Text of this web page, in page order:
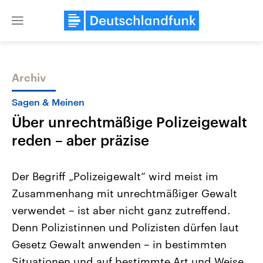
Close
Themen
Landtagswahl Sachsen-Anhalt
2026
Alle Informationen
Sachsen-Anhalt wählt am 6.
September 2026 einen neuen
Landtag. Seit 2021 wird das
Bundesland von einer Koalition aus
Aktuelle Beiträge,
Hintergründe
Wirtschaftlich und
gehören die Vereinigten
den mächtigsten Ländern
mit großem Einfluss auf
Archiv
Sagen & Meinen
Über unrechtmäßige Polizeigewalt
reden – aber präzise
Der Begriff „Polizeigewalt“ wird meist im
Zusammenhang mit unrechtmäßiger Gewalt
verwendet – ist aber nicht ganz zutreffend.
Denn Polizistinnen und Polizisten dürfen laut
Gesetz Gewalt anwenden – in bestimmten